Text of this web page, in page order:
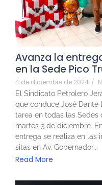
Avanza la
en la Sede Pico
4 de diciembre de 2024 /
El Sindicato Petrolero
que conduce José Dante
tarea en todas las Sedes
martes 3 de diciembre.
entrega se realiza en las
sitas en Av. Gobernador...
Read More